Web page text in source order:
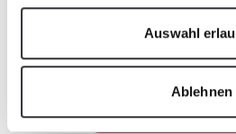
Auswahl
Ablehnen